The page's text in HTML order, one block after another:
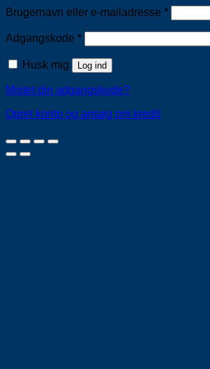
Brugernavn eller e-mailadresse *Påkrævet
Adgangskode *Påkrævet
Husk mig Log ind
Mistet din adgangskode?
Opret konto og ansøg om kredit